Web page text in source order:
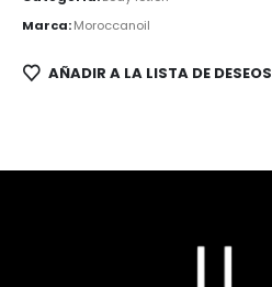
Marca:Moroccanoil
AÑADIR A LA LISTA DE DESEOS